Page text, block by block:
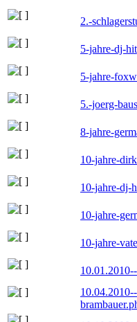
2.-
5-jahre-dj-
5-jahre-
5.-joerg-
8-jahre-
10-jahre-
10-jahre-dj-
10-jahre-
10-jahre-